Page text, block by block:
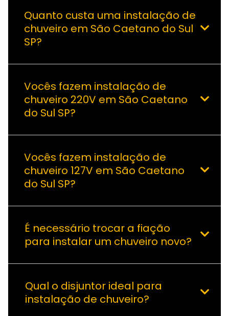
Quanto custa uma instalação de
chuveiro em São Caetano do Sul
SP?
Vocês fazem instalação de
chuveiro 220V em São Caetano
do Sul SP?
Vocês fazem instalação de
chuveiro 127V em São Caetano
do Sul SP?
É necessário trocar a fiação
para instalar um chuveiro novo?
Qual o disjuntor ideal para
instalação de chuveiro?